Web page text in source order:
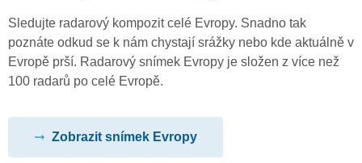
Sledujte radarový kompozit celé Evropy. Snadno tak
poznáte odkud se k nám chystají srážky nebo kde aktuálně v
Evropě prší. Radarový snímek Evropy je složen z více než
100 radarů po celé Evropě.
Zobrazit snímek Evropy